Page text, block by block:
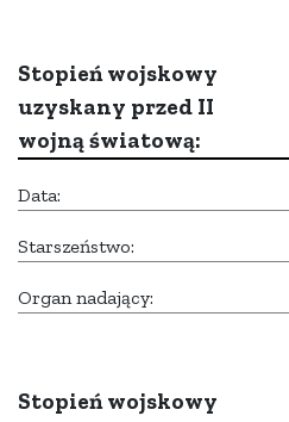
Stopień wojskowy
uzyskany przed II
wojną światową:
Data:
Starszeństwo:
Organ nadający:
Stopień wojskowy